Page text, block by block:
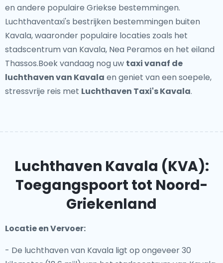
en andere populaire Griekse bestemmingen.
Luchthaventaxi's bestrijken bestemmingen buiten
Kavala, waaronder populaire locaties zoals het
stadscentrum van Kavala, Nea Peramos en het eiland
Thassos.Boek vandaag nog uw taxi vanaf de
luchthaven van Kavala en geniet van een soepele,
stressvrije reis met Luchthaven Taxi's Kavala.
Luchthaven Kavala (KVA):
Toegangspoort tot Noord-
Griekenland
Locatie en Vervoer:
- De luchthaven van Kavala ligt op ongeveer 30